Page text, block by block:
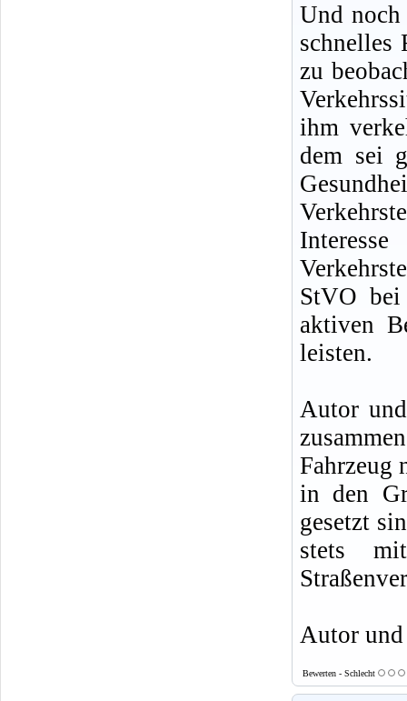
Und
schnelles
zu
ihm
dem sei
StVO
aktiven
leisten.
Autor
Fahrzeug
in den
gesetzt
stets
Autor
Bewerten - Schlecht